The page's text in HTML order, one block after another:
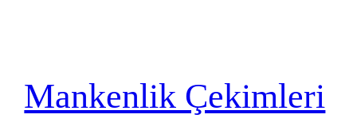
Mankenlik Çekimleri